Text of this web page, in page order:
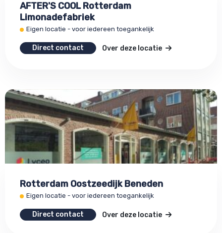
AFTER'S COOL Rotterdam
Limonadefabriek
Eigen locatie - voor iedereen toegankelijk
Direct contact Over deze locatie
Rotterdam Oostzeedijk Beneden
Eigen locatie - voor iedereen toegankelijk
Direct contact Over deze locatie